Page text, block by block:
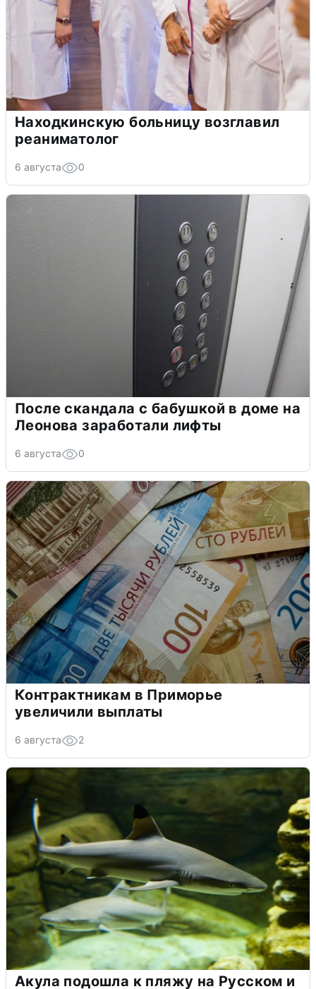
Находкинскую больницу возглавил
реаниматолог
6 августа 0
После скандала с бабушкой в доме на
Леонова заработали лифты
6 августа 0
Контрактникам в Приморье
увеличили выплаты
6 августа 2
Акула подошла к пляжу на Русском и